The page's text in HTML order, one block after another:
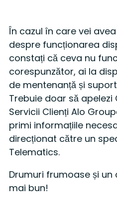
În cazul în care vei
despre funcționarea
constați că ceva nu
corespunzător, ai la
de mentenanță și
Trebuie doar să apelezi
Servicii Clienți Alo
primi informațiile
direcționat către un
Telematics.
Drumuri frumoase și
mai bun!